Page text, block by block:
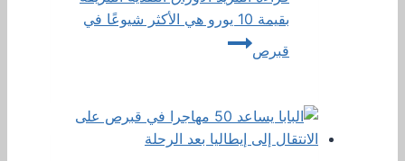
بقيمة 10 يورو هي الأكثر شيوعًا في
قبرص